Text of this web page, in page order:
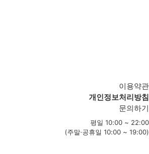
이용약관
개인정보처리방침
문의하기
평일 10:00 ~ 22:00
(주말·공휴일 10:00 ~ 19:00)